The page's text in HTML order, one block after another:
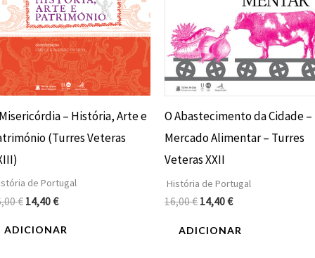
– História, Arte e
(Turres Veteras
de Portugal
€ 14,40€
ADICIONAR
O Abastecimento da Cidade –
Mercado Alimentar – Turres
Veteras XXII
História de Portugal
16,00€ 14,40€
ADICIONAR